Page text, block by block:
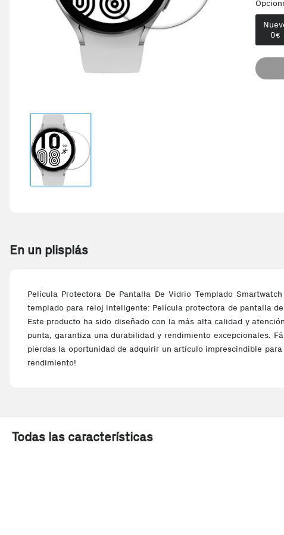
0€
En un plisplás
Película Protectora De Pantalla De Vidrio Templado
templado para reloj inteligente: Película protectora de pantalla
Este producto ha sido diseñado con la más alta calidad y
punta, garantiza una durabilidad y rendimiento excepcionales.
pierdas la oportunidad de adquirir un artículo imprescindible
rendimiento!
Todas las características